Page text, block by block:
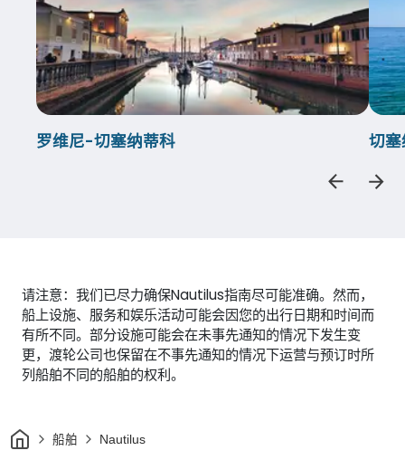
罗维尼-切塞纳蒂科 切
请注意：我们已尽力确保Nautilus指南尽可能准确。然而，
船上设施、服务和娱乐活动可能会因您的出行日期和时间而
有所不同。部分设施可能会在未事先通知的情况下发生变
更，渡轮公司也保留在不事先通知的情况下运营与预订时所
列船舶不同的船舶的权利。
家 船舶 Nautilus